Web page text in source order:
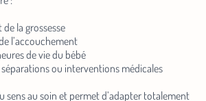
la grossesse
l’accouchement
de vie du bébé
ou interventions médicales
sens au soin et permet d’adapter totalement